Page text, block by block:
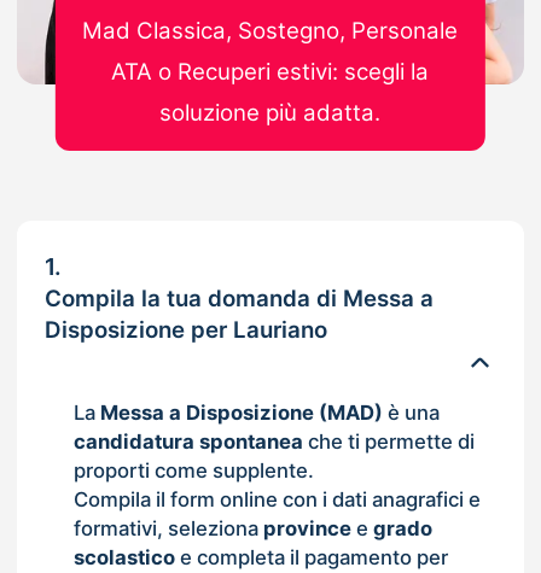
1.
Compila la tua domanda di Messa a
Disposizione per Lauriano
La Messa a Disposizione (MAD) è una
candidatura spontanea che ti permette di
proporti come supplente.
Compila il form online con i dati anagrafici e
formativi, seleziona provincee grado
scolasticoe completa il pagamento per
Mad Classica, Sostegno, Personale
ATA o Recuperi estivi: scegli la
soluzione più adatta.